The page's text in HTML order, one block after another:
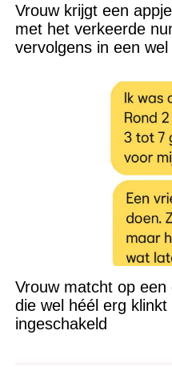
Vrouw krijgt een
met het verkeerde
vervolgens in een
Vrouw matcht op
die wel héél erg
ingeschakeld